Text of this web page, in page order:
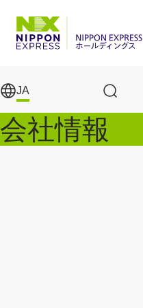
JA
サイト
会社情報